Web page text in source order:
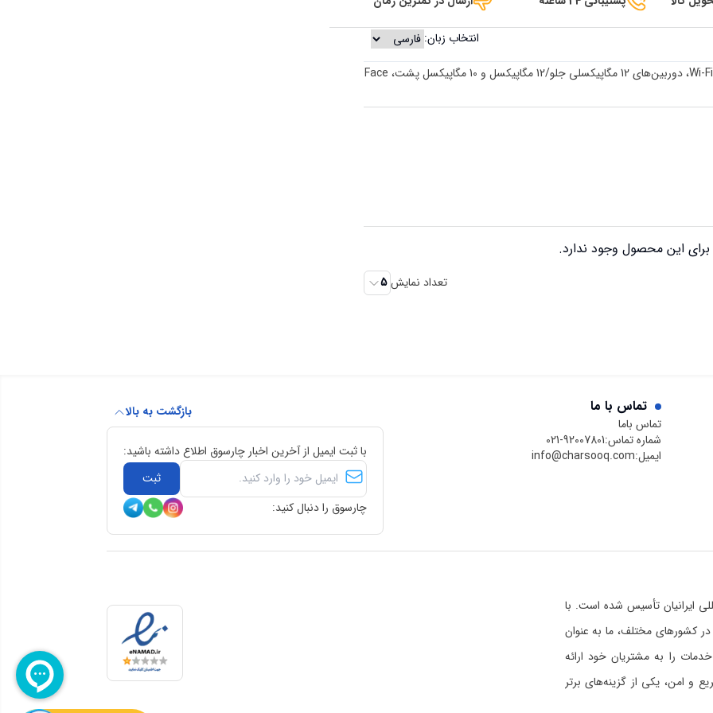
انتخاب زبان:
با تراشه M2، نمایشگر Liquid Retina، 512 گیگابایت، Wi-Fi 6E، دوربین‌های 12 مگاپیکسلی جلو/12 مگاپیکسل و 10 مگاپیکسل پشت، Face
این محصول وجود ندارد.
تعداد نمایش 5
تماس با ما
تماس باما
شماره تماس:021-92007801
ایمیل:info@charsooq.com
بازگشت به بالا
با ثبت ایمیل از آخرین اخبار چارسوق اطلاع داشته باشید:
ثبت
چارسوق را دنبال کنید:
بین‌المللی ایرانیان تأسیس شده است. با
در کشورهای مختلف، ما به عنوان
را به مشتریان خود ارائه
و امن، یکی از گزینه‌های برتر